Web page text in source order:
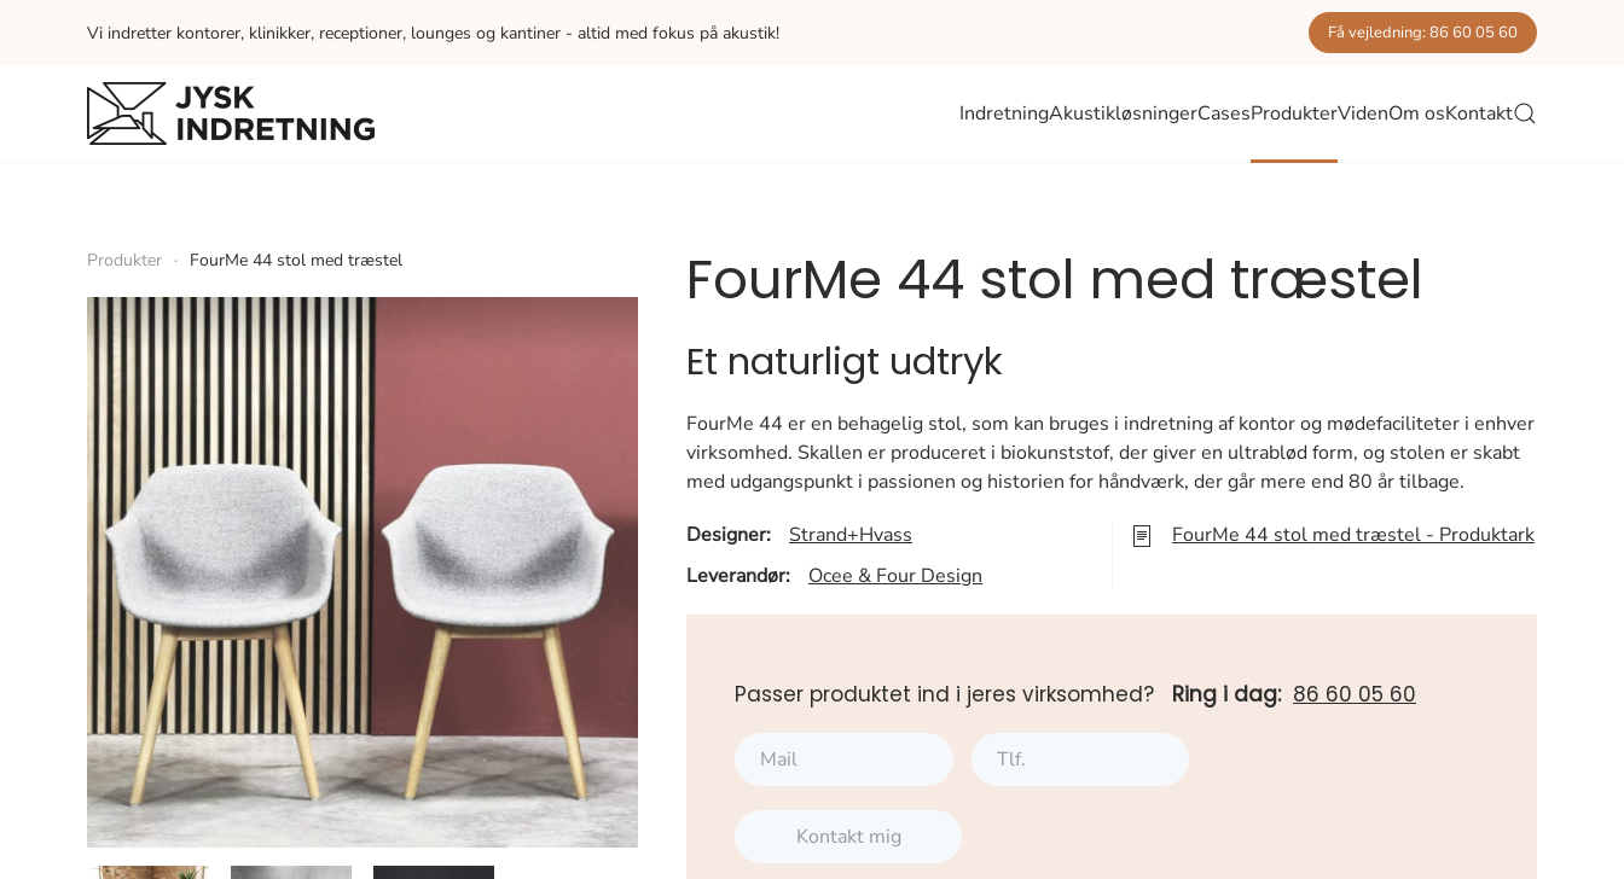
Vi indretter kontorer, klinikker, receptioner, lounges og kantiner - altid med fokus på akustik! Få vejledning: 86 60 05 60
IndretningAkustikløsningerCasesProdukterVidenOm osKontakt
Produkter FourMe 44 stol med træstel FourMe 44 stol med træstel
Et naturligt udtryk
FourMe 44 er en behagelig stol, som kan bruges i indretning af kontor og mødefaciliteter i enhver
virksomhed. Skallen er produceret i biokunststof, der giver en ultrablød form, og stolen er skabt
med udgangspunkt i passionen og historien for håndværk, der går mere end 80 år tilbage.
Designer:
Strand+Hvass
Leverandør:
Ocee & Four Design
FourMe 44 stol med træstel - Produktark
Passer produktet ind i jeres virksomhed? Ring i dag: 86 60 05 60
Kontakt mig